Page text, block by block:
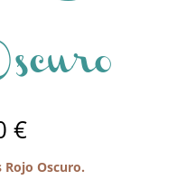
€
Rojo Oscuro.